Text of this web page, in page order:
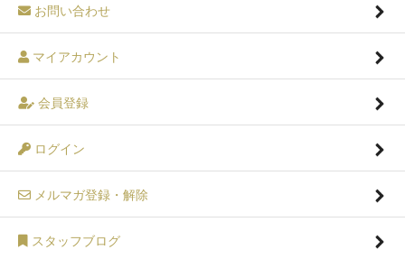
お問い合わせ
マイアカウント
会員登録
ログイン
メルマガ登録・解除
スタッフブログ